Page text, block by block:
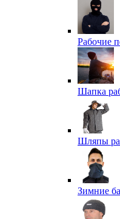
Рабочие
Шапка
Шляпы
Зимние